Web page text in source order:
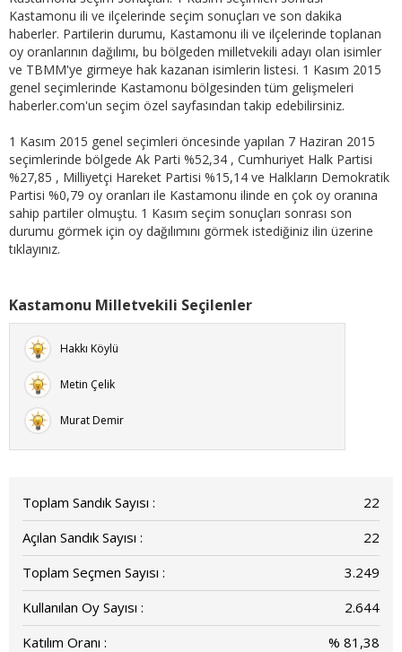
Kastamonu ili ve ilçelerinde seçim sonuçları ve son dakika
haberler. Partilerin durumu, Kastamonu ili ve ilçelerinde toplanan
oy oranlarının dağılımı, bu bölgeden milletvekili adayı olan isimler
ve TBMM'ye girmeye hak kazanan isimlerin listesi. 1 Kasım 2015
genel seçimlerinde Kastamonu bölgesinden tüm gelişmeleri
haberler.com'un seçim özel sayfasından takip edebilirsiniz.
1 Kasım 2015 genel seçimleri öncesinde yapılan 7 Haziran 2015
seçimlerinde bölgede Ak Parti %52,34 , Cumhuriyet Halk Partisi
%27,85 , Milliyetçi Hareket Partisi %15,14 ve Halkların Demokratik
Partisi %0,79 oy oranları ile Kastamonu ilinde en çok oy oranına
sahip partiler olmuştu. 1 Kasım seçim sonuçları sonrası son
durumu görmek için oy dağılımını görmek istediğiniz ilin üzerine
tıklayınız.
Kastamonu Milletvekili Seçilenler
Hakkı Köylü
Metin Çelik
Murat Demir
Toplam Sandık Sayısı :
22
Açılan Sandık Sayısı :
22
Toplam Seçmen Sayısı :
3.249
Kullanılan Oy Sayısı :
2.644
Katılım Oranı :
% 81,38